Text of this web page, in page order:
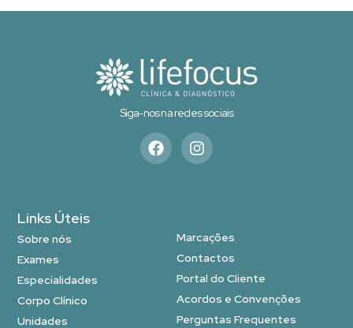
Siga-nos na redes sociais
Links Úteis
Sobre nós
Exames
Especialidades
Corpo Clínico
Unidades
Marcações
Contactos
Portal do Cliente
Acordos e Convenções
Perguntas Frequentes